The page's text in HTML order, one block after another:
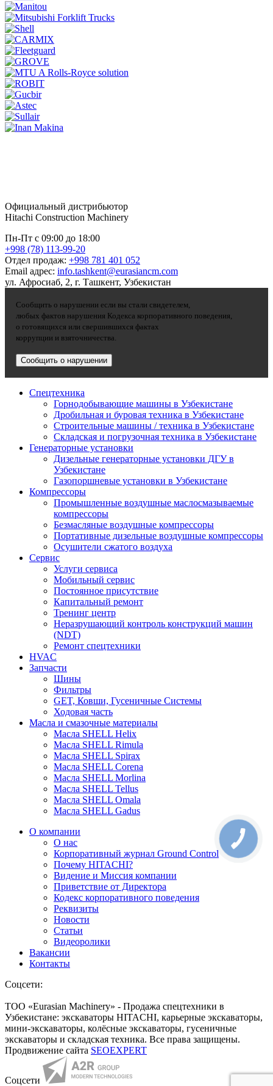
Официальный дистрибьютор
Hitachi Construction Machinery
Пн-Пт с 09:00 до 18:00
+998 (78) 113-99-20
Отдел продаж: +998 781 401 052
Email адрес: info.tashkent@eurasiancm.com
ул. Афросиаб, 2, г. Ташкент, Узбекистан
Сообщить о нарушении если вы стали свидетелем,
любых фактов нарушения Кодекса корпоративного поведения,
о готовящихся или свершившихся фактах
коррупции и взяточничества.
Сообщить о нарушении
Спецтехника
Горнодобывающие машины в Узбекистане
Дробильная и буровая техника в Узбекистане
Строительные машины / техника в Узбекистане
Складская и погрузочная техника в Узбекистане
Генераторные установки
Дизельные генераторные установки ДГУ в
Узбекистане
Газопоршневые установки в Узбекистане
Компрессоры
Промышленные воздушные маслосмазываемые
компрессоры
Безмасляные воздушные компрессоры
Портативные дизельные воздушные компрессоры
Осушители сжатого воздуха
Сервис
Услуги сервиса
Мобильный сервис
Постоянное присутствие
Капитальный ремонт
Тренинг центр
Неразрушающий контроль конструкций машин
(NDT)
Ремонт спецтехники
HVAC
Запчасти
Шины
Фильтры
GET, Ковши, Гусеничные Системы
Ходовая часть
Масла и смазочные материалы
Масла SHELL Helix
Масла SHELL Rimula
Масла SHELL Spirax
Масла SHELL Corena
Масла SHELL Morlina
Масла SHELL Tellus
Масла SHELL Omala
Масла SHELL Gadus
О компании
О нас
Корпоративный журнал Ground Control
Почему HITACHI?
Видение и Миссия компании
Приветствие от Директора
Кодекс корпоративного поведения
Реквизиты
Новости
Статьи
Видеоролики
Вакансии
Контакты
Соцсети:
ТОО «Eurasian Machinery» - Продажа спецтехники в
Узбекистане: экскаваторы HITACHI, карьерные экскаваторы,
мини-экскаваторы, колёсные экскаваторы, гусеничные
экскаваторы и складская техника. Все права защищены.
Продвижение сайта SEOEXPERT
Соцсети